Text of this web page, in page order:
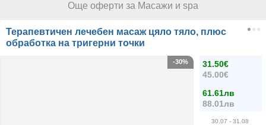
Още оферти за Масажи и spa
Терапевтичен лечебен масаж цяло тяло, плюс
обработка на тригерни точки
31.50€
45.00€
61.61лв
88.01лв
30.07 - 31.08
-30%